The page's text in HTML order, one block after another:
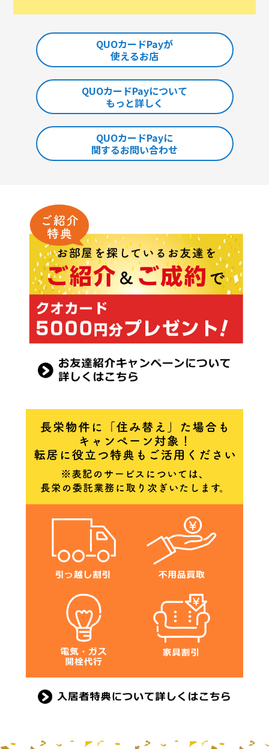
QUOカードPayが
使えるお店
QUOカードPayについて
もっと詳しく
QUOカードPayに
関するお問い合わせ